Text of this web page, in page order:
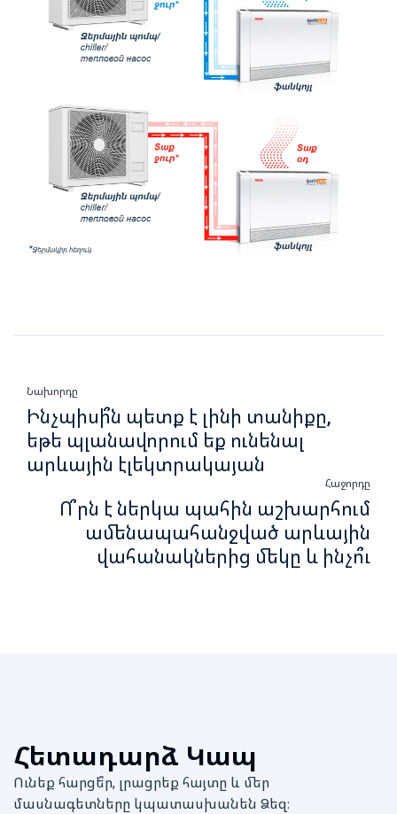
Նախորդը
Ինչպիսի՞ն պետք է լինի տանիքը,
եթե պլանավորում եք ունենալ
արևային էլեկտրակայան
Հաջորդը
Ո՞րն է ներկա պահին աշխարհում
ամենապահանջված արևային
վահանակներից մեկը և ինչո՞ւ
Հետադարձ Կապ
Ունեք հարցե՞ր, լրացրեք հայտը և մեր
մասնագետները կպատասխանեն Ձեզ։